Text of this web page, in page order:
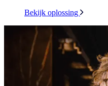
Bekijk oplossing